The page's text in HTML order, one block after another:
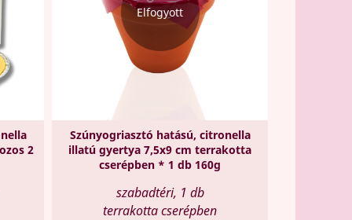
2
Elfogyott
Szúnyogriasztó hatású, citronella
illatú gyertya 7,5x9 cm terrakotta
cserépben * 1 db 160g
szabadtéri, 1 db
terrakotta cserépben